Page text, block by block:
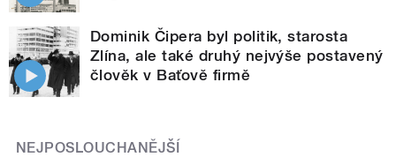
Dominik Čipera byl politik, starosta
Zlína, ale také druhý nejvýše postavený
člověk v Baťově firmě
NEJPOSLOUCHANĚJŠÍ